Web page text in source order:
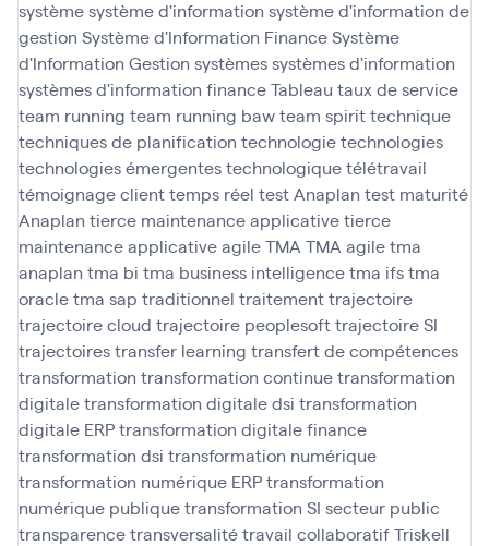
systèmesystème d'information système d'information de
gestion Système d'Information FinanceSystème
d'Information Gestion systèmessystèmes d'information
systèmes d'information financeTableau taux de service
team running team running bawteam spirittechnique
techniques de planification technologietechnologies
technologies émergentestechnologiquetélétravail
témoignage clienttemps réel test Anaplan test maturité
Anaplan tierce maintenance applicativetierce
maintenance applicative agileTMA TMA agiletma
anaplan tma bi tma business intelligencetma ifstma
oracletma sap traditionnel traitementtrajectoire
trajectoire cloud trajectoire peoplesofttrajectoire SI
trajectoirestransfer learning transfert de compétences
transformation transformation continuetransformation
digitaletransformation digitale dsi transformation
digitale ERPtransformation digitale finance
transformation dsi transformation numérique
transformation numérique ERPtransformation
numérique publiquetransformation SI secteur public
transparencetransversalitétravail collaboratifTriskell